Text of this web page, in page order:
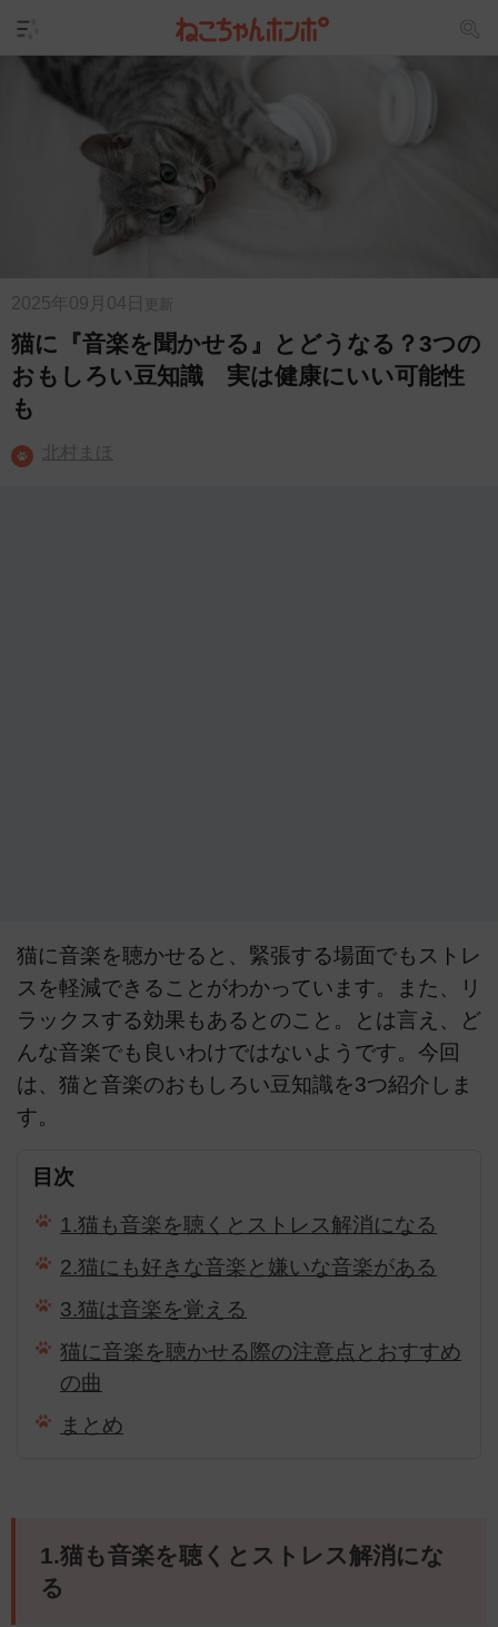
2025年09月04日 更新
猫に『音楽を聞かせる』とどうなる？3つの
おもしろい豆知識 実は健康にいい可能性
も
北村まほ
猫に音楽を聴かせると、緊張する場面でもストレ
スを軽減できることがわかっています。また、リ
ラックスする効果もあるとのこと。とは言え、ど
んな音楽でも良いわけではないようです。今回
は、猫と音楽のおもしろい豆知識を3つ紹介しま
す。
目次
1.猫も音楽を聴くとストレス解消になる
2.猫にも好きな音楽と嫌いな音楽がある
3.猫は音楽を覚える
猫に音楽を聴かせる際の注意点とおすすめ
の曲
まとめ
1.猫も音楽を聴くとストレス解消にな
る